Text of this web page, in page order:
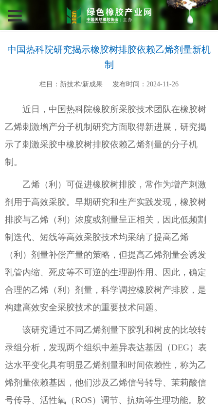
中国热科院研究揭示橡胶树排胶依赖乙烯剂量新机
制
栏目：新技术/新成果 发布时间：2024-11-26
近日，中国热科院橡胶所采胶技术团队在橡胶树
乙烯刺激增产分子机制研究方面取得新进展，研究揭
示了刺激采胶中橡胶树排胶依赖乙烯剂量的分子机
制。
乙烯（利）可促进橡胶树排胶，常作为增产刺激
剂用于高效采胶。早期研究和生产实践发现，橡胶树
排胶与乙烯（利）浓度或剂量呈正相关，因此低频割
制迭代、短线等高效采胶技术均采纳了提高乙烯
（利）剂量补偿产量的策略，但提高乙烯剂量会诱发
乳管内缩、死皮等不可逆的生理副作用。因此，确定
合理的乙烯（利）剂量，科学调控橡胶树产排胶，是
构建高效安全采胶技术的重要技术问题。
该研究通过不同乙烯剂量下胶乳和树皮的比较转
录组分析，发现两个组织中差异表达基因（DEG）表
达水平变化具有明显乙烯剂量和时间依赖性，称为乙
烯剂量依赖基因，他们涉及乙烯信号转导、茉莉酸信
号传导、活性氧（ROS）调节、抗病等生理功能。胶